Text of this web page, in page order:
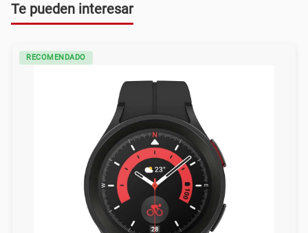
Te pueden interesar
RECOMENDADO